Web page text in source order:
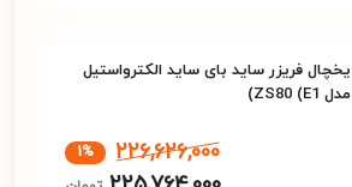
یخچال فریزر ساید بای ساید الکترواستیل
مدل ZS80 (E1)
226,626,000
1%